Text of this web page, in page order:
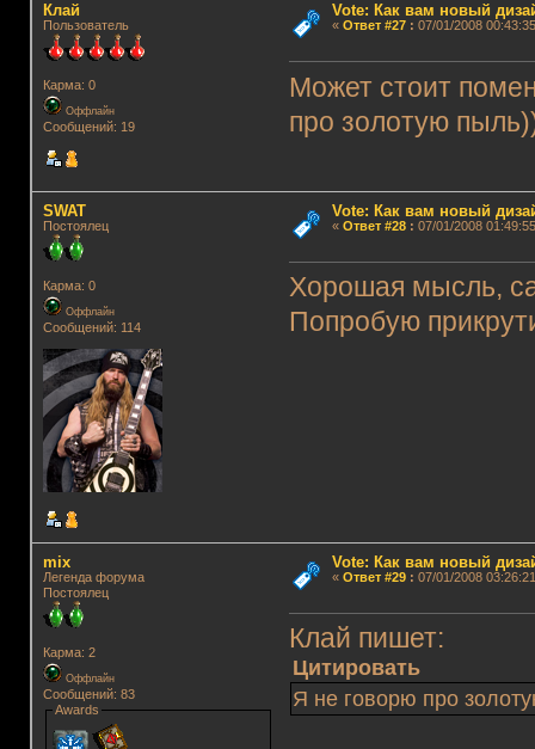
Клай
Пользователь
Карма: 0
Оффлайн
Сообщений: 19
Vote: Как вам новый
« Ответ #27: 07/01/2008
Может стоит
про золотую
SWAT
Постоялец
Карма: 0
Оффлайн
Сообщений: 114
Vote: Как вам новый
« Ответ #28: 07/01/2008
Хорошая мысль,
Попробую
mix
Легенда форума
Постоялец
Карма: 2
Оффлайн
Сообщений: 83
Awards
Vote: Как вам новый
« Ответ #29: 07/01/2008
Клай пишет:
Цитировать
Я не говорю про